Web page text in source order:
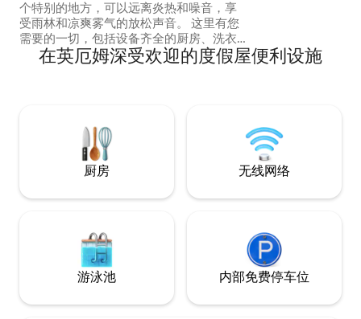
个特别的地方，可以远离炎热和噪音，享
受雨林和凉爽雾气的放松声音。 这里有您
需要的一切，包括设备齐全的厨房、洗衣
机、烘干机、电视、DVD、游戏和运动设
备。 重要提示： 1.请自带床单，离开前必
小时收费的陪同服务出行。 交通和主要道
路网站上提供了详细信息
通往卡苏瓦里海
在英厄姆深受欢迎的度假屋便利设施
厨房 无线网络
游泳池 内部免费停车位